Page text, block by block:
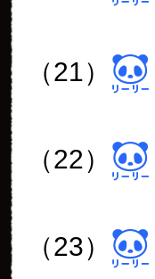
（21）
（22）
（23）